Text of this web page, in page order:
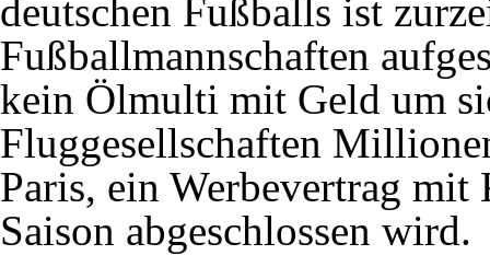
deutschen Fußballs ist
Fußballmannschaften
kein Ölmulti mit Geld um
Fluggesellschaften
Paris, ein Werbevertrag
Saison abgeschlossen wird.